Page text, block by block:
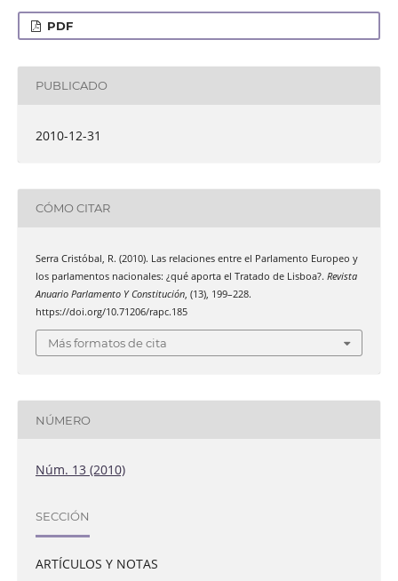
PDF
PUBLICADO
2010-12-31
CÓMO CITAR
Serra Cristóbal, R. (2010). Las relaciones entre el Parlamento Europeo y
los parlamentos nacionales: ¿qué aporta el Tratado de Lisboa?. Revista
Anuario Parlamento Y Constitución, (13), 199–228.
https://doi.org/10.71206/rapc.185
Más formatos de cita
NÚMERO
Núm. 13 (2010)
SECCIÓN
ARTÍCULOS Y NOTAS